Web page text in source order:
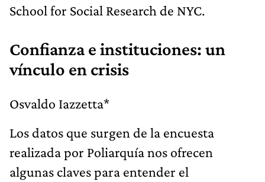
School for Social Research de NYC.
Confianza e instituciones: un
vínculo en crisis
Osvaldo Iazzetta*
Los datos que surgen de la encuesta
realizada por Poliarquía nos ofrecen
algunas claves para entender el